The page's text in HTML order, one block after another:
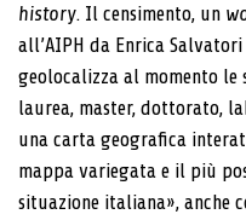
history. Il censimento, un
all’AIPH da Enrica
geolocalizza al momento le
laurea, master, dottorato,
una carta geografica
mappa variegata e il più
situazione italiana», anche